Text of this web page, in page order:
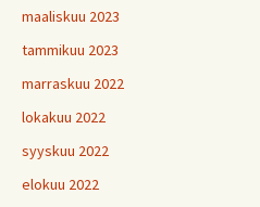
maaliskuu 2023
tammikuu 2023
marraskuu 2022
lokakuu 2022
syyskuu 2022
elokuu 2022